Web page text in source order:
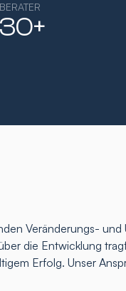
BERATER
30+
Veränderungs-
die Entwicklung
Erfolg. Unser